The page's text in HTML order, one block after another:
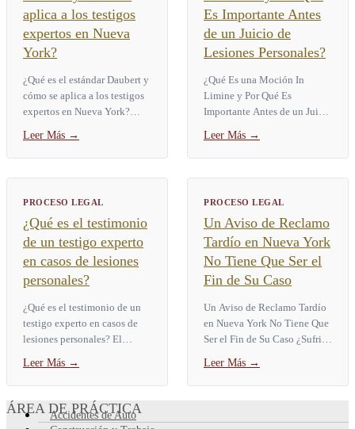
aplica a los testigos
expertos en Nueva
York?
¿Qué es el estándar Daubert y
cómo se aplica a los testigos
expertos en Nueva York?
por qué importa en las cortes
de NYC?...
Leer Más →
Es Importante Antes
de un Juicio de
Lesiones Personales?
¿Qué Es una Moción In
Limine y Por Qué Es
Importante Antes de un Juicio
moción in limine es una
solicitud previa al juicio que
le...
Leer Más →
PROCESO LEGAL
¿Qué es el testimonio
de un testigo experto
en casos de lesiones
personales?
¿Qué es el testimonio de un
testigo experto en casos de
lesiones personales? El
experto en un caso de
lesiones personales es prueba
de...
Leer Más →
PROCESO LEGAL
Un Aviso de Reclamo
Tardío en Nueva York
No Tiene Que Ser el
Fin de Su Caso
Un Aviso de Reclamo Tardío
en Nueva York No Tiene Que
Ser el Fin de Su Caso ¿Sufrió
entidad del gobierno en
Nueva York y ya pasó el...
Leer Más →
ÁREA DE PRÁCTICA
Accidentes de Auto